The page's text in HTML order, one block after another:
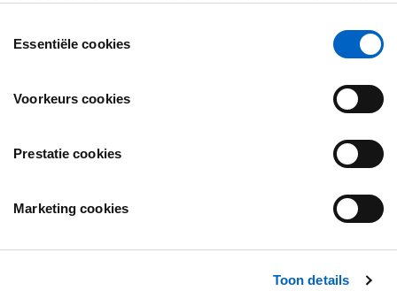
te personaliseren. U kunt op elk moment uw toestemming
bekijken, wijzigen of intrekken door op "Cookievoorkeuren"
Essentiële cookies
Voorkeurs cookies
Prestatie cookies
Marketing cookies
Toon details